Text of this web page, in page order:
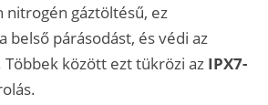
nitrogén gáztöltésű, ez
belső párásodást, és védi az
között ezt tükrözi az IPX7-